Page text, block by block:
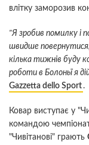
влітку заморозив
"Я зробив помилку і
швидше
кілька тижнів буду
роботи в Болоньї я
Gazzetta dello Sport .
Ковар виступає у
командою чемпіонат
"Чивітанові" грають